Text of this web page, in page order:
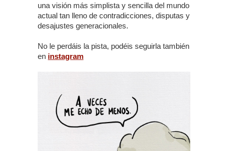
una visión más simplista y sencilla del mundo
actual tan lleno de contradicciones, disputas y
desajustes generacionales.
No le perdáis la pista, podéis seguirla también
en instagram